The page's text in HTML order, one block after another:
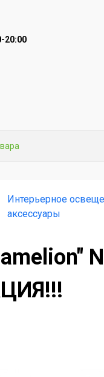
20:00
Интерьерное
аксессуары